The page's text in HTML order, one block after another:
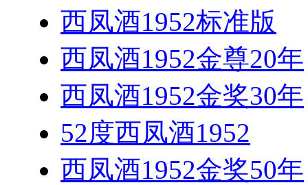
西凤酒1952标准版
西凤酒1952金尊20年
西凤酒1952金奖30年
52度西凤酒1952
西凤酒1952金奖50年